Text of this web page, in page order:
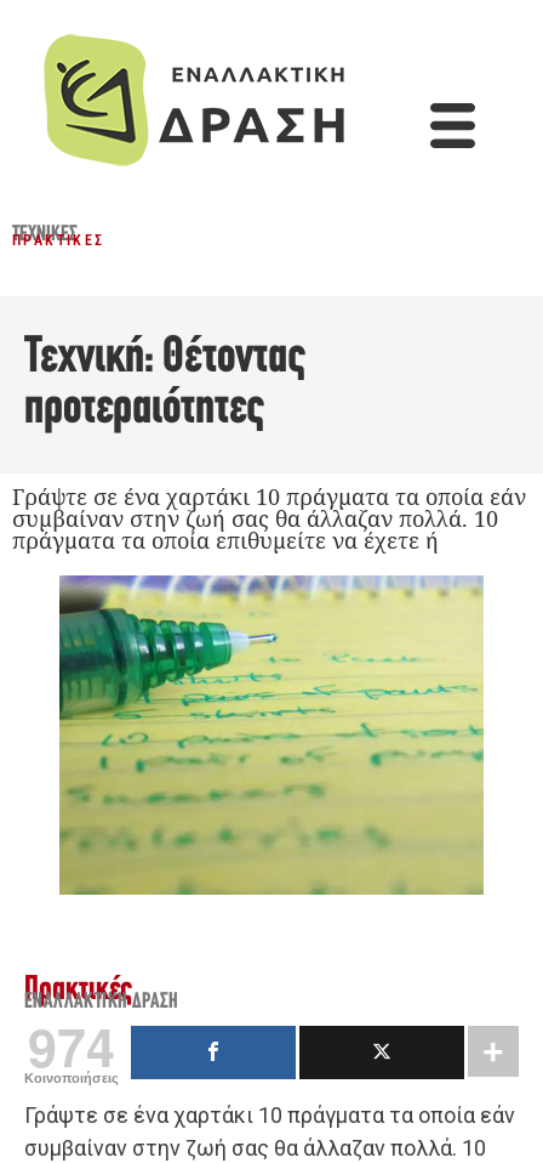
ΤΕΧΝΙΚΈΣ
ΠΡΑΚΤΙΚΈΣ
Τεχνική: Θέτοντας
προτεραιότητες
Γράψτε σε ένα χαρτάκι 10 πράγματα τα οποία εάν
συμβαίναν στην ζωή σας θα άλλαζαν πολλά. 10
πράγματα τα οποία επιθυμείτε να έχετε ή
Πρακτικές
ΕΝΑΛΛΑΚΤΙΚΉ ΔΡΆΣΗ
974
Κοινοποιήσεις
Γράψτε σε ένα χαρτάκι 10 πράγματα τα οποία εάν
συμβαίναν στην ζωή σας θα άλλαζαν πολλά. 10